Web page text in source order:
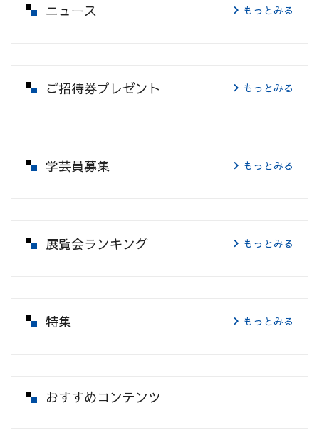
ニュース もっとみる
ご招待券プレゼント もっとみる
学芸員募集 もっとみる
展覧会ランキング もっとみる
特集 もっとみる
おすすめコンテンツ